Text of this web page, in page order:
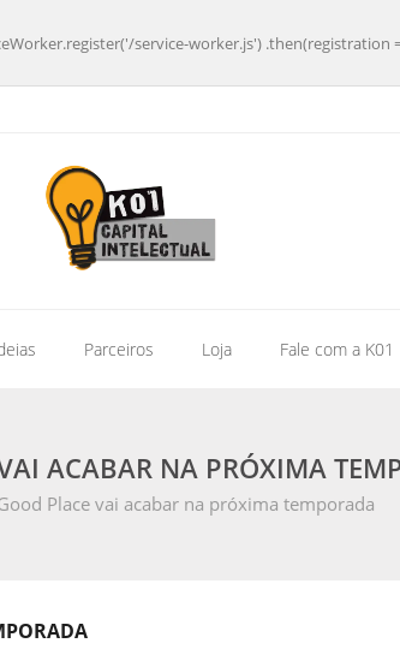
service-worker.js') .then(registration
Parceiros Loja Fale com a K01
ACABAR NA PRÓXIMA
Place vai acabar na próxima temporada